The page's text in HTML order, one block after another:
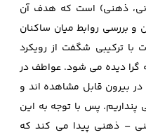
ذهنی) است که هدف آن
بررسی روابط میان ساکنان
با ترکیبی شگفت از رویکرد
گرا دیده می شود. عواطف در
بیرون قابل مشاهده اند و
پنداریم. پس با توجه به این
– ذهنی پیدا می کند که